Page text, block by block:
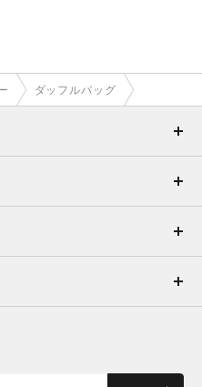
ダッフルバッグ